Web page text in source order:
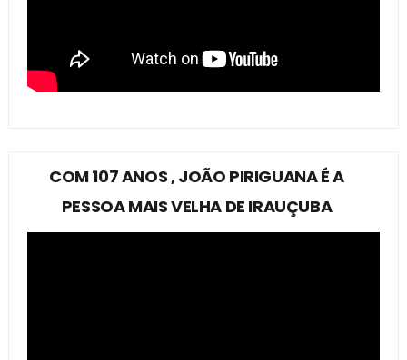
COM 107 ANOS , JOÃO PIRIGUANA É A
PESSOA MAIS VELHA DE IRAUÇUBA